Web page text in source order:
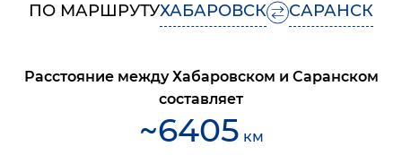
ПО МАРШРУТУХАБАРОВСК САРАНСК
Расстояние междуХабаровском и Саранском
составляет
~6405 км